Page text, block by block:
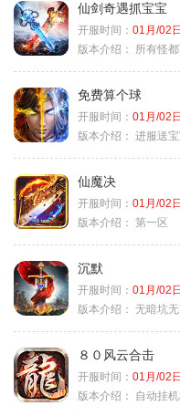
仙剑奇遇抓宝宝
开服时间： 01月/02日
版本介绍：
所有怪都
免费算个球
开服时间： 01月/02日
版本介绍： 进服送宝
仙魔决
开服时间： 01月/02日
版本介绍： 第一区
沉默
开服时间： 01月/02日
版本介绍： 无暗坑
８０风云合击
开服时间： 01月/02日
版本介绍：
自动挂